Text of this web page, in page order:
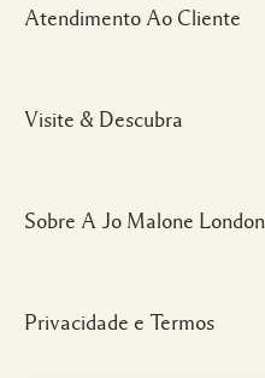
Atendimento Ao Cliente
Meu Perfil
Personal Shopper
Visite & Descubra
Descubra uma Fragrância
Glossário de Ingredientes
Sobre A Jo Malone London
Nossa História
Privacidade e Termos